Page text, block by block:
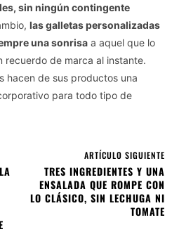
sin ningún contingente
las galletas personalizadas
una sonrisa a aquel que lo
recuerdo de marca al instante.
hacen de sus productos una
para todo tipo de
ARTÍCULO SIGUIENTE
TRES INGREDIENTES Y UNA
ENSALADA QUE ROMPE CON
LO CLÁSICO, SIN LECHUGA NI
TOMATE